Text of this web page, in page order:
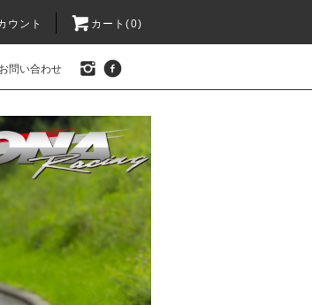
ウント カート(0)
お問い合わせ